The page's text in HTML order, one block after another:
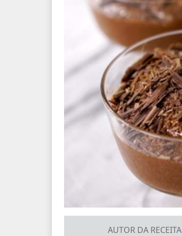
AUTOR DA RECEITA